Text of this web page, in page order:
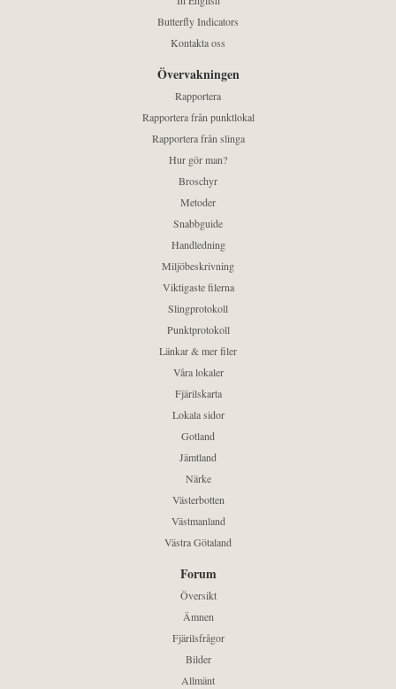
Butterfly Indicators
Kontakta oss
Övervakningen
Rapportera
Rapportera från punktlokal
Rapportera från slinga
Hur gör man?
Broschyr
Metoder
Snabbguide
Handledning
Miljöbeskrivning
Viktigaste filerna
Slingprotokoll
Punktprotokoll
Länkar & mer filer
Våra lokaler
Fjärilskarta
Lokala sidor
Gotland
Jämtland
Närke
Västerbotten
Västmanland
Västra Götaland
Forum
Översikt
Ämnen
Fjärilsfrågor
Bilder
Allmänt